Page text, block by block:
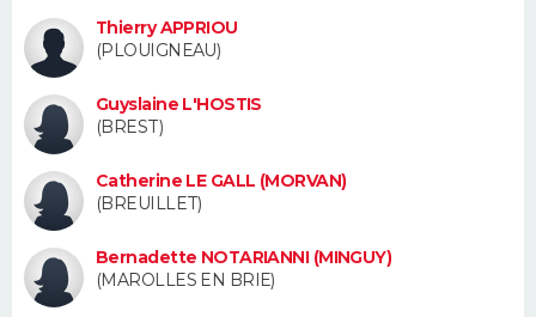
Dictionnaire
Biographies
Citations
Expressions
Proverbes
PROGRAMME TV
COPAINS D'AVANT
S'inscrire
Se connecter
Lycées
Collèges
Primaires
Universités
Entreprises
Service militaire
Avis de recherche
AVIS DE DÉCÈS
FORUM
Bricolage
Lifestyle
Culture
Sport
Auto
Television
Voyage
Cinema
Thierry APPRIOU
(PLOUIGNEAU)
Guyslaine L'HOSTIS
(BREST)
Catherine LE GALL (MORVAN)
(BREUILLET)
Bernadette NOTARIANNI (MINGUY)
(MAROLLES EN BRIE)